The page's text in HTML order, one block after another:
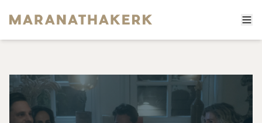
Home
Diensten
Over ons